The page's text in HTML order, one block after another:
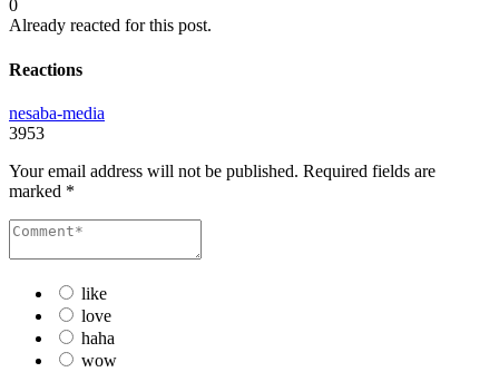
0
Already reacted for this post.
Reactions
nesaba-media
3953
Your email address will not be published. Required fields are
marked *
like
love
haha
wow